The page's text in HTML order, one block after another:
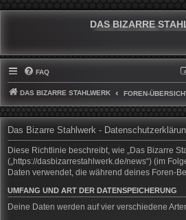
DAS BIZARRE
FAQ
DAS BIZARRE STAHLWERK FOREN-
Das Bizarre Stahlwerk -
Diese Richtlinie beschreibt, wie „Das Bizarre
(„https://dasbizarrestahlwerk.de/news“) (im
Daten verwendet, die während deines Foren-
UMFANG UND ART DER DATENSPEICHERUNG
Deine Daten werden auf vier verschiedene